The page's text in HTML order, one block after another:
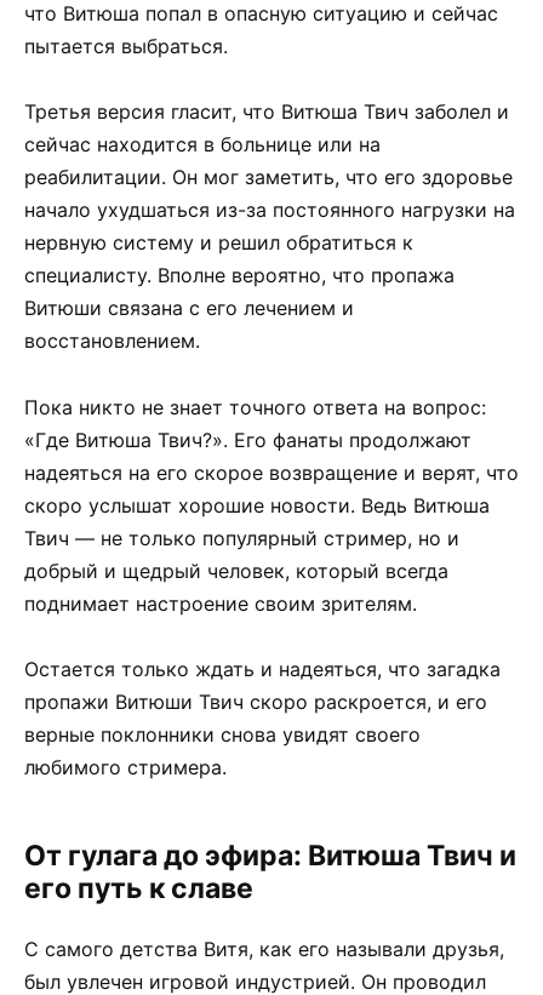
что Витюша попал в опасную ситуацию и сейчас
пытается выбраться.
Третья версия гласит, что Витюша Твич заболел и
сейчас находится в больнице или на
реабилитации. Он мог заметить, что его здоровье
начало ухудшаться из-за постоянного нагрузки на
нервную систему и решил обратиться к
специалисту. Вполне вероятно, что пропажа
Витюши связана с его лечением и
восстановлением.
Пока никто не знает точного ответа на вопрос:
«Где Витюша Твич?». Его фанаты продолжают
надеяться на его скорое возвращение и верят, что
скоро услышат хорошие новости. Ведь Витюша
Твич — не только популярный стример, но и
добрый и щедрый человек, который всегда
поднимает настроение своим зрителям.
Остается только ждать и надеяться, что загадка
пропажи Витюши Твич скоро раскроется, и его
верные поклонники снова увидят своего
любимого стримера.
От гулага до эфира: Витюша Твич и
его путь к славе
С самого детства Витя, как его называли друзья,
был увлечен игровой индустрией. Он проводил